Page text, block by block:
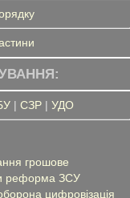
| СЗР| УДО
грошове
реформа ЗСУ
цифровізація